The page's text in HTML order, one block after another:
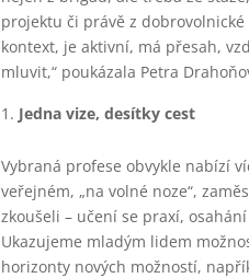
projektu či právě z
kontext, je aktivní, má přesah,
mluvit,“ poukázala Petra
Jedna vize, desítky cest
Vybraná profese obvykle nabízí
veřejném, „na volné noze“,
zkoušeli – učení se praxí,
Ukazujeme mladým lidem
horizonty nových možností,